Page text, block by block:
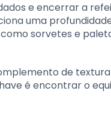
e encerrar a
uma
sorvetes e
de
é encontrar o